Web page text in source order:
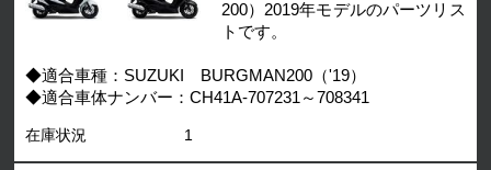
200）2019年モデルのパーツリス
トです。
◆適合車種：SUZUKI BURGMAN200（'19）
◆適合車体ナンバー：CH41A-707231～708341
在庫状況 1